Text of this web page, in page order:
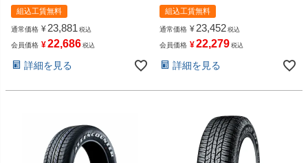
組込工賃無料
通常価格 ¥ 23,881 税込
会員価格 ¥22,686 税込
詳細を見る
組込工賃無料
通常価格 ¥ 23,452 税込
会員価格 ¥22,279 税込
詳細を見る